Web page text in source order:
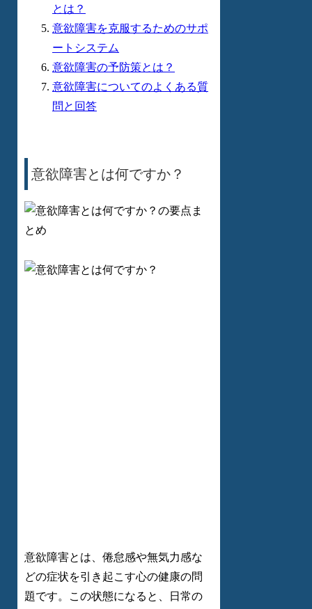
とは？
意欲障害を克服するためのサポ
ートシステム
意欲障害の予防策とは？
意欲障害についてのよくある質
問と回答
意欲障害とは何ですか？
意欲障害とは、倦怠感や無気力感な
どの症状を引き起こす心の健康の問
題です。この状態になると、日常の